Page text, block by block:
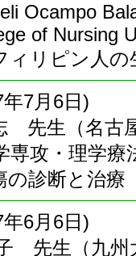
of Nursing
リピン人の
7月6日)
（名古屋
専攻・理学療
診断と治療
6月6日)
（九州大